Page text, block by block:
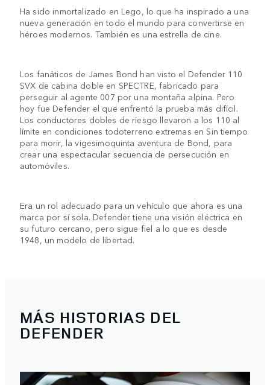
Ha sido inmortalizado en Lego, lo que ha inspirado a una
nueva generación en todo el mundo para convertirse en
héroes modernos. También es una estrella de cine.
Los fanáticos de James Bond han visto el Defender 110
SVX de cabina doble en SPECTRE, fabricado para
perseguir al agente 007 por una montaña alpina. Pero
hoy fue Defender el que enfrentó la prueba más difícil.
Los conductores dobles de riesgo llevaron a los 110 al
límite en condiciones todoterreno extremas en Sin tiempo
para morir, la vigesimoquinta aventura de Bond, para
crear una espectacular secuencia de persecución en
automóviles.
Era un rol adecuado para un vehículo que ahora es una
marca por sí sola. Defender tiene una visión eléctrica en
su futuro cercano, pero sigue fiel a lo que es desde
1948, un modelo de libertad.
MÁS HISTORIAS DEL
DEFENDER